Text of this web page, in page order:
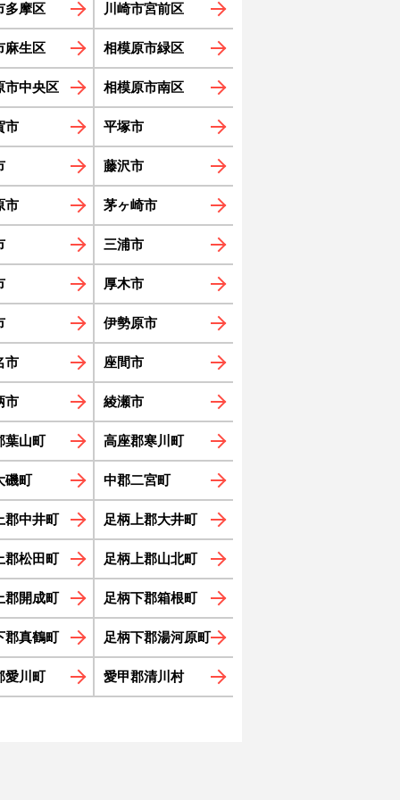
多摩区 川崎市宮前区
麻生区 相模原市緑区
市中央区 相模原市南区
市 平塚市
藤沢市
市 茅ヶ崎市
三浦市
厚木市
伊勢原市
市 座間市
市 綾瀬市
葉山町 高座郡寒川町
磯町 中郡二宮町
郡中井町 足柄上郡大井町
郡松田町 足柄上郡山北町
郡開成町 足柄下郡箱根町
郡真鶴町 足柄下郡湯河原町
愛川町 愛甲郡清川村